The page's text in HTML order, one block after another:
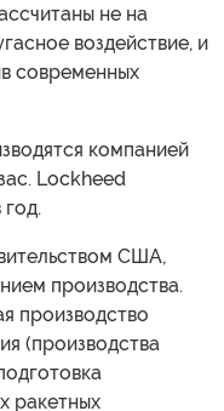
не на
воздействие, и
современных
компанией
Lockheed
США,
производства.
производство
(производства
ракетных